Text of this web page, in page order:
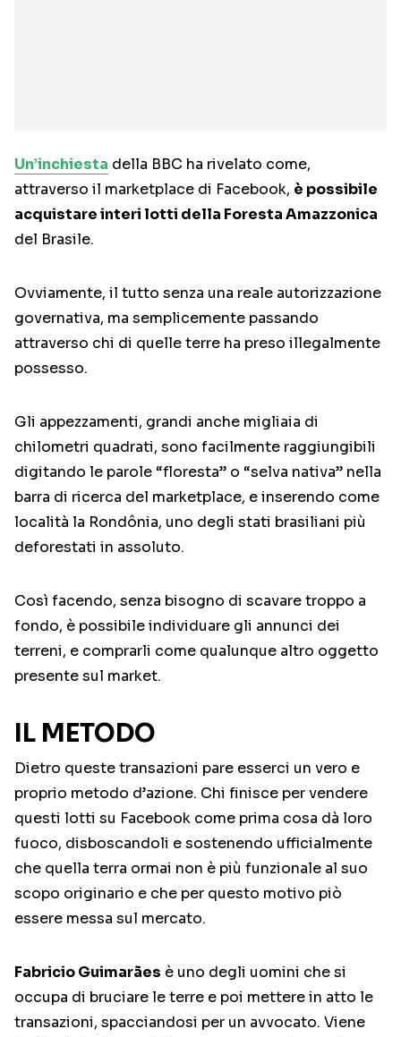
Un’inchiesta della BBC ha rivelato come,
attraverso il marketplace di Facebook, è possibile
acquistare interi lotti della Foresta Amazzonica
del Brasile.
Ovviamente, il tutto senza una reale autorizzazione
governativa, ma semplicemente passando
attraverso chi di quelle terre ha preso illegalmente
possesso.
Gli appezzamenti, grandi anche migliaia di
chilometri quadrati, sono facilmente raggiungibili
digitando le parole “floresta” o “selva nativa” nella
barra di ricerca del marketplace, e inserendo come
località la Rondônia, uno degli stati brasiliani più
deforestati in assoluto.
Così facendo, senza bisogno di scavare troppo a
fondo, è possibile individuare gli annunci dei
terreni, e comprarli come qualunque altro oggetto
presente sul market.
IL METODO
Dietro queste transazioni pare esserci un vero e
proprio metodo d’azione. Chi finisce per vendere
questi lotti su Facebook come prima cosa dà loro
fuoco, disboscandoli e sostenendo ufficialmente
che quella terra ormai non è più funzionale al suo
scopo originario e che per questo motivo piò
essere messa sul mercato.
Fabricio Guimarães è uno degli uomini che si
occupa di bruciare le terre e poi mettere in atto le
transazioni, spacciandosi per un avvocato. Viene